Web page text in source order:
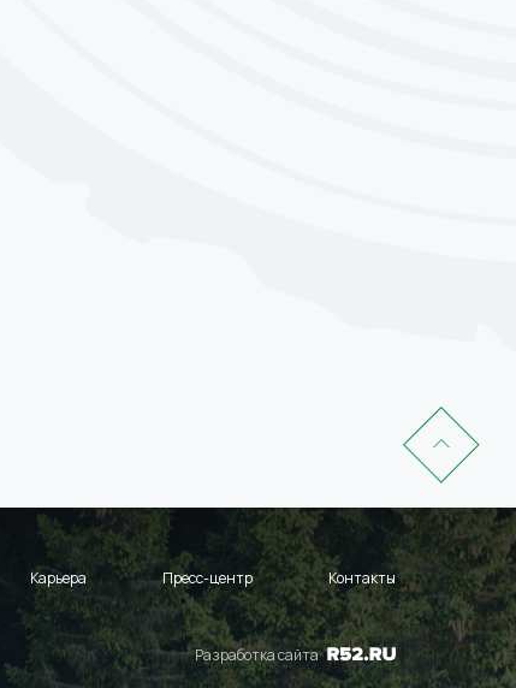
Карьера Пресс-центр Контакты
Разработка сайта